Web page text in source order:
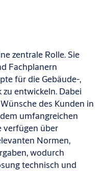
zentrale Rolle. Sie
Fachplanern
für die Gebäude-,
entwickeln. Dabei
des Kunden in
umfangreichen
verfügen über
Normen,
wodurch
technisch und